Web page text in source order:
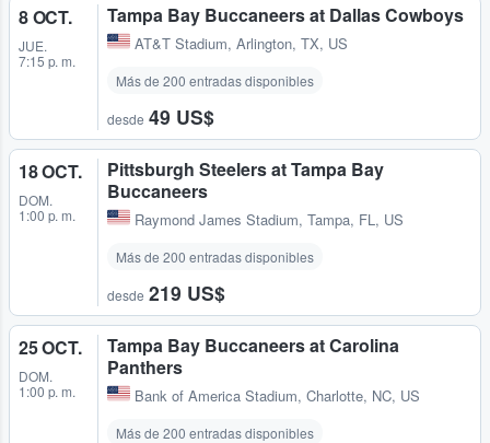
8 OCT.
JUE.
7:15 p. m.
Tampa Bay Buccaneers at Dallas Cowboys
AT&T Stadium, Arlington, TX, US
Más de 200 entradas disponibles
desde 49 US$
18 OCT.
DOM.
1:00 p. m.
Pittsburgh Steelers at Tampa Bay
Buccaneers
Raymond James Stadium, Tampa, FL, US
Más de 200 entradas disponibles
desde 219 US$
25 OCT.
DOM.
1:00 p. m.
Tampa Bay Buccaneers at Carolina
Panthers
Bank of America Stadium, Charlotte, NC, US
Más de 200 entradas disponibles